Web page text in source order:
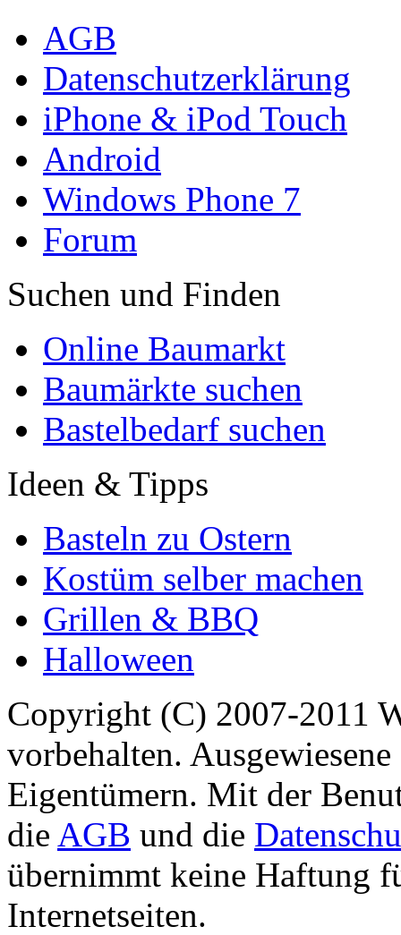
AGB
Datenschutzerklärung
iPhone & iPod Touch
Android
Windows Phone 7
Forum
Suchen und Finden
Online Baumarkt
Baumärkte suchen
Bastelbedarf suchen
Ideen & Tipps
Basteln zu Ostern
Kostüm selber machen
Grillen & BBQ
Halloween
Copyright (C) 2007-2011
vorbehalten.
Eigentümern. Mit der
die AGB und die
übernimmt keine Haftung
Internetseiten.